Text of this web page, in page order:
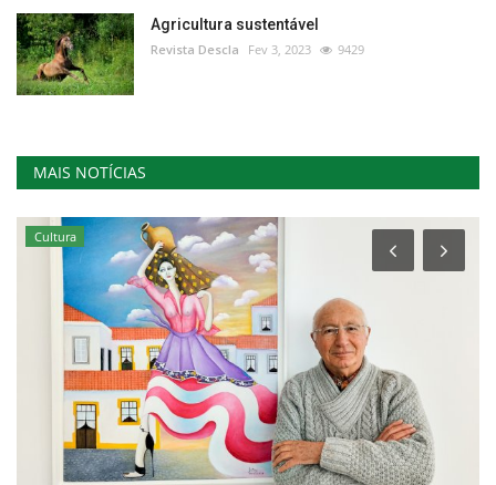
Agricultura sustentável
Revista Descla Fev 3, 2023 9429
MAIS NOTÍCIAS
Cultura